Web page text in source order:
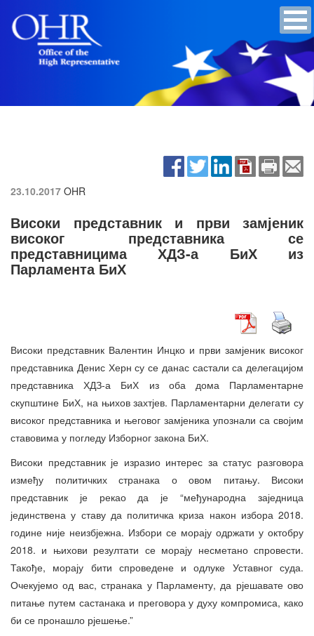
23.10.2017 OHR
Високи представник и први замјеник
високог представника се
представницима ХДЗ-а БиХ из
Парламента БиХ
Високи представник Валентин Инцко и први замјеник високог
представника Денис Херн су се данас састали са делегацијом
представника ХДЗ-а БиХ из оба дома Парламентарне
скупштине БиХ, на њихов захтјев. Парламентарни делегати су
високог представника и његовог замјеника упознали са својим
ставовима у погледу Изборног закона БиХ.
Високи представник је изразио интерес за статус разговора
између политичких странака о овом питању. Високи
представник је рекао да је “међународна заједница
јединствена у ставу да политичка криза након избора 2018.
године није неизбјежна. Избори се морају одржати у октобру
2018. и њихови резултати се морају несметано спровести.
Такође, морају бити спроведене и одлуке Уставног суда.
Очекујемо од вас, странака у Парламенту, да рјешавате ово
питање путем састанака и преговора у духу компромиса, како
би се пронашло рјешење.”